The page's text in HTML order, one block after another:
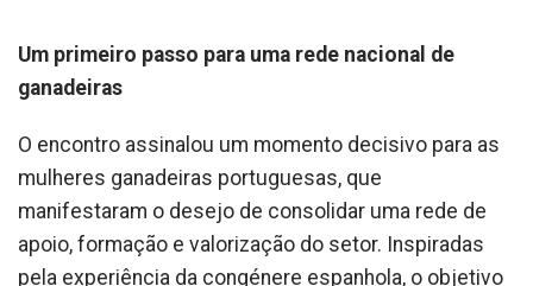
Um primeiro passo para uma rede nacional de
ganadeiras
O encontro assinalou um momento decisivo para as
mulheres ganadeiras portuguesas, que
manifestaram o desejo de consolidar uma rede de
apoio, formação e valorização do setor. Inspiradas
pela experiência da congénere espanhola, o objetivo